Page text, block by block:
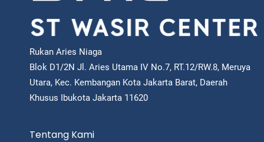
Rukan Aries Niaga
Blok D1/2N Jl. Aries Utama IV No.7, RT.12/RW.8, Meruya
Utara, Kec. Kembangan Kota Jakarta Barat, Daerah
Khusus Ibukota Jakarta 11620
Tentang Kami